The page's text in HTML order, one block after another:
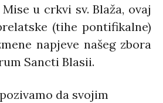
u crkvi sv. Blaža, ovaj
(tihe pontifikalne)
napjeve našeg zbora
Sancti Blasii.
da svojim